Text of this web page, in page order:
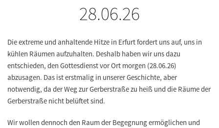
28.06.26
Die extreme und anhaltende Hitze in Erfurt fordert uns auf, uns in
kühlen Räumen aufzuhalten. Deshalb haben wir uns dazu
entschieden, den Gottesdienst vor Ort morgen (28.06.26)
abzusagen. Das ist erstmalig in unserer Geschichte, aber
notwendig, da der Weg zur Gerberstraße zu heiß und die Räume der
Gerberstraße nicht belüftet sind.
Wir wollen dennoch den Raum der Begegnung ermöglichen und